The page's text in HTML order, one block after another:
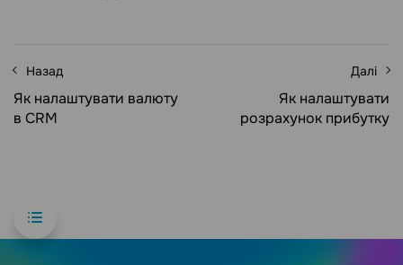
Назад
Як налаштувати валюту
в CRM
Далі
Як налаштувати
розрахунок прибутку